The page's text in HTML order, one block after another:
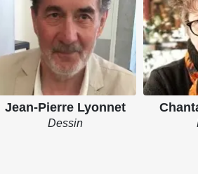
Jean-Pierre Lyonnet
Dessin